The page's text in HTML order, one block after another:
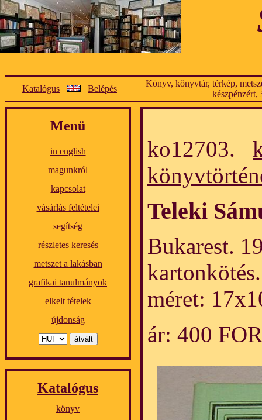
Katalógus Belépés
Könyv, könyvtár, térkép,
készpénzért,
Menü
in english
magunkról
kapcsolat
vásárlás feltételei
segítség
részletes keresés
metszet a lakásban
grafikai tanulmányok
elkelt tételek
újdonság
Katalógus
könyv
ko12703.
Teleki
Bukarest.
méret:
ár: 400